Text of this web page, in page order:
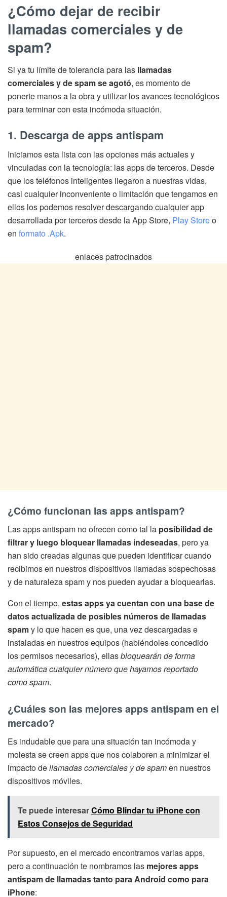
¿Cómo dejar de recibir
llamadas comerciales y de
spam?
Si ya tu límite de tolerancia para las llamadas
comerciales y de spam se agotó, es momento de
ponerte manos a la obra y utilizar los avances tecnológicos
para terminar con esta incómoda situación.
1. Descarga de apps antispam
Iniciamos esta lista con las opciones más actuales y
vinculadas con la tecnología: las apps de terceros. Desde
que los teléfonos inteligentes llegaron a nuestras vidas,
casi cualquier inconveniente o limitación que tengamos en
ellos los podemos resolver descargando cualquier app
desarrollada por terceros desde la App Store, Play Storeo
en formato .Apk.
enlaces patrocinados
¿Cómo funcionan las apps antispam?
Las apps antispam no ofrecen como tal la posibilidad de
filtrar y luego bloquear llamadas indeseadas, pero ya
han sido creadas algunas que pueden identificar cuando
recibimos en nuestros dispositivos llamadas sospechosas
y de naturaleza spam y nos pueden ayudar a bloquearlas.
Con el tiempo, estas apps ya cuentan con una base de
datos actualizada de posibles números de llamadas
spamy lo que hacen es que, una vez descargadas e
instaladas en nuestros equipos (habiéndoles concedido
los permisos necesarios), ellasbloquearán de forma
automática cualquier número que hayamos reportado
como spam.
¿Cuáles son las mejores apps antispam en el
mercado?
Es indudable que para una situación tan incómoda y
molesta se creen apps que nos colaboren a minimizar el
impacto dellamadas comerciales y de spamen nuestros
dispositivos móviles.
Te puede interesarCómo Blindar tu iPhone con
Estos Consejos de Seguridad
Por supuesto, en el mercado encontramos varias apps,
pero a continuación te nombramos las mejores apps
antispam de llamadas tanto para Android como para
iPhone: